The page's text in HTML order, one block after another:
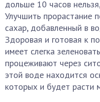
дольше 10 часов
Улучшить прорастание
сахар, добавленный в
Здоровая и готовая к
имеет слегка
процеживают через
этой воде находится
которых и будет расти